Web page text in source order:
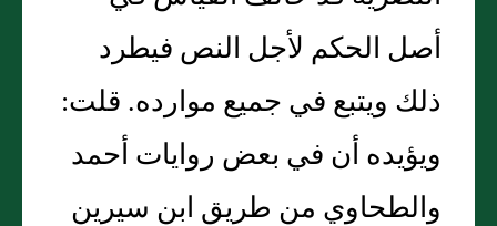
أصل الحكم لأجل النص فيطرد
ذلك ويتبع في جميع موارده. قلت:
ويؤيده أن في بعض روايات أحمد
والطحاوي من طريق ابن سيرين